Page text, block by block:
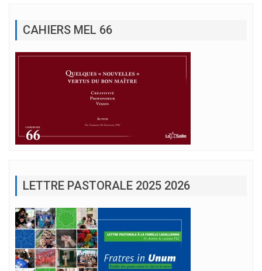
CAHIERS MEL 66
LETTRE PASTORALE 2025 2026